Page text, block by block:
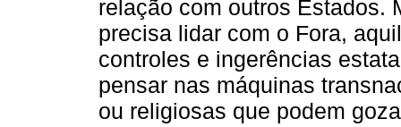
relação com outros Estados.
precisa lidar com o Fora,
controles e ingerências
pensar nas máquinas
ou religiosas que podem